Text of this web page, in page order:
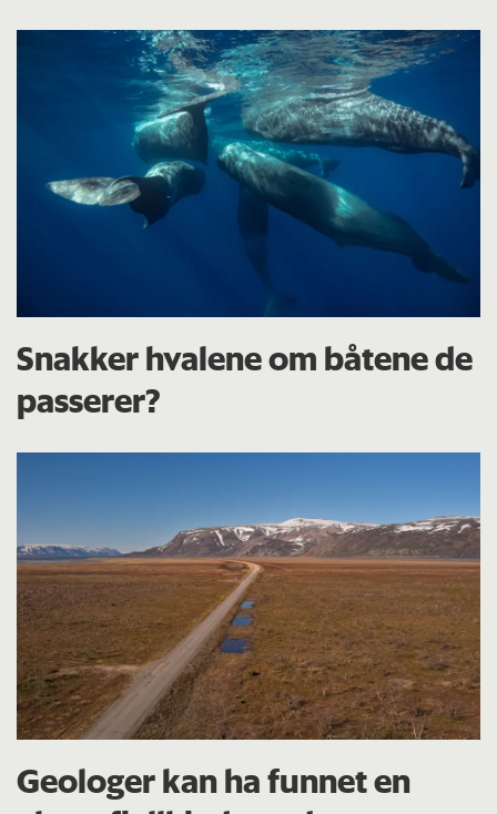
Snakker hvalene om båtene de
passerer?
Geologer kan ha funnet en